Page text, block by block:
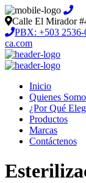
Calle El Mirador
PBX: +503 2536-
ca.com
Inicio
Quienes
¿Por Qué
Productos
Marcas
Contáctenos